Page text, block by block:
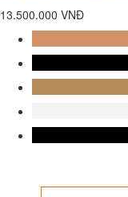
13.500.000 VNĐ